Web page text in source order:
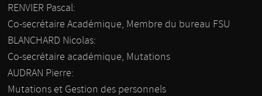
RENVIER Pascal:
Co-secrétaire Académique, Membre du bureau FSU
BLANCHARD Nicolas:
Co-secrétaire académique, Mutations
AUDRAN Pierre:
Mutations et Gestion des personnels